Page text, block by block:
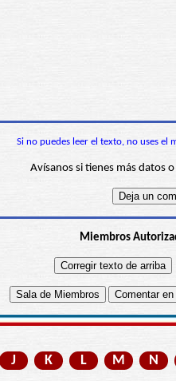
Si no puedes leer el texto, no uses el
Avísanos si tienes más datos
Miembros
J K L M N